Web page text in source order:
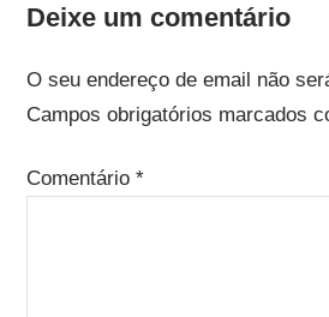
Deixe um comentário
O seu endereço de email não
Campos obrigatórios marcados
Comentário *